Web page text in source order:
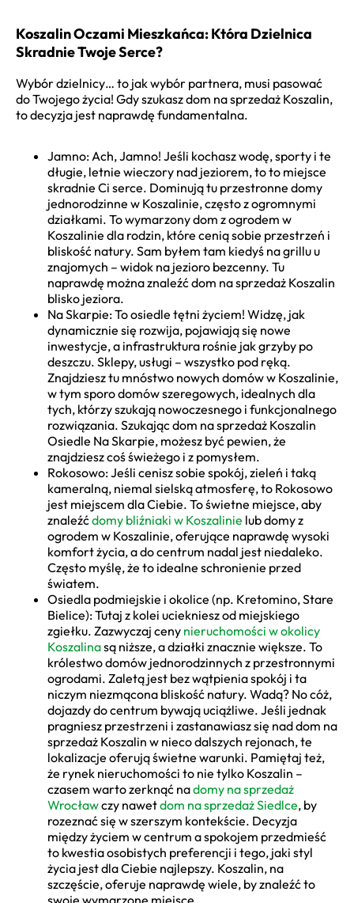
Koszalin Oczami Mieszkańca: Która Dzielnica
Skradnie Twoje Serce?
Wybór dzielnicy… to jak wybór partnera, musi pasować
do Twojego życia! Gdy szukasz dom na sprzedaż Koszalin,
to decyzja jest naprawdę fundamentalna.
Jamno: Ach, Jamno! Jeśli kochasz wodę, sporty i te
długie, letnie wieczory nad jeziorem, to to miejsce
skradnie Ci serce. Dominują tu przestronne domy
jednorodzinne w Koszalinie, często z ogromnymi
działkami. To wymarzony dom z ogrodem w
Koszalinie dla rodzin, które cenią sobie przestrzeń i
bliskość natury. Sam byłem tam kiedyś na grillu u
znajomych – widok na jezioro bezcenny. Tu
naprawdę można znaleźć dom na sprzedaż Koszalin
blisko jeziora.
Na Skarpie: To osiedle tętni życiem! Widzę, jak
dynamicznie się rozwija, pojawiają się nowe
inwestycje, a infrastruktura rośnie jak grzyby po
deszczu. Sklepy, usługi – wszystko pod ręką.
Znajdziesz tu mnóstwo nowych domów w Koszalinie,
w tym sporo domów szeregowych, idealnych dla
tych, którzy szukają nowoczesnego i funkcjonalnego
rozwiązania. Szukając dom na sprzedaż Koszalin
Osiedle Na Skarpie, możesz być pewien, że
znajdziesz coś świeżego i z pomysłem.
Rokosowo: Jeśli cenisz sobie spokój, zieleń i taką
kameralną, niemal sielską atmosferę, to Rokosowo
jest miejscem dla Ciebie. To świetne miejsce, aby
znaleźćdomy bliźniaki w Koszalinie lub domy z
ogrodem w Koszalinie, oferujące naprawdę wysoki
komfort życia, a do centrum nadal jest niedaleko.
Często myślę, że to idealne schronienie przed
światem.
Osiedla podmiejskie i okolice (np. Kretomino, Stare
Bielice): Tutaj z kolei uciekniesz od miejskiego
zgiełku. Zazwyczaj ceny nieruchomości w okolicy
Koszalinasą niższe, a działki znacznie większe. To
królestwo domów jednorodzinnych z przestronnymi
ogrodami. Zaletą jest bez wątpienia spokój i ta
niczym niezmącona bliskość natury. Wadą? No cóż,
dojazdy do centrum bywają uciążliwe. Jeśli jednak
pragniesz przestrzeni i zastanawiasz się nad dom na
sprzedaż Koszalin w nieco dalszych rejonach, te
lokalizacje oferują świetne warunki. Pamiętaj też,
że rynek nieruchomości to nie tylko Koszalin –
czasem warto zerknąć nadomy na sprzedaż
Wrocławczy nawetdom na sprzedaż Siedlce, by
rozeznać się w szerszym kontekście. Decyzja
między życiem w centrum a spokojem przedmieść
to kwestia osobistych preferencji i tego, jaki styl
życia jest dla Ciebie najlepszy. Koszalin, na
szczęście, oferuje naprawdę wiele, by znaleźć to
swoje wymarzone miejsce.